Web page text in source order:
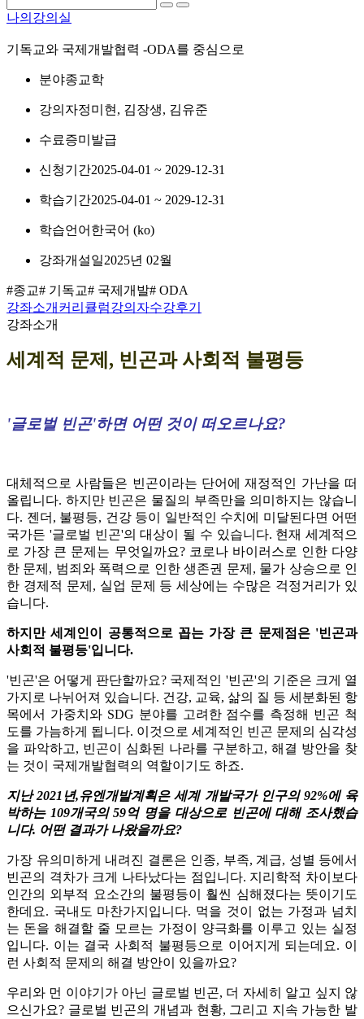
나의강의실
기독교와 국제개발협력 -ODA를 중심으로
분야종교학
강의자정미현, 김장생, 김유준
수료증미발급
신청기간2025-04-01 ~ 2029-12-31
학습기간2025-04-01 ~ 2029-12-31
학습언어 한국어 ‎(ko)‎
강좌개설일2025년 02월
#종교# 기독교# 국제개발# ODA
강좌소개 커리큘럼강의자수강후기
강좌소개
세계적 문제, 빈곤과 사회적 불평등
'글로벌 빈곤'하면 어떤 것이 떠오르나요?
대체적으로 사람들은 빈곤이라는 단어에 재정적인 가난을 떠
올립니다. 하지만 빈곤은 물질의 부족만을 의미하지는 않습니
다. 젠더, 불평등, 건강 등이 일반적인 수치에 미달된다면 어떤
국가든 '글로벌 빈곤'의 대상이 될 수 있습니다. 현재 세계적으
로 가장 큰 문제는 무엇일까요? 코로나 바이러스로 인한 다양
한 문제, 범죄와 폭력으로 인한 생존권 문제, 물가 상승으로 인
한 경제적 문제, 실업 문제 등 세상에는 수많은 걱정거리가 있
습니다.
하지만 세계인이 공통적으로 꼽는 가장 큰 문제점은 '빈곤과
사회적 불평등'입니다.
'빈곤'은 어떻게 판단할까요? 국제적인 '빈곤'의 기준은 크게 열
가지로 나뉘어져 있습니다. 건강, 교육, 삶의 질 등 세분화된 항
목에서 가중치와 SDG 분야를 고려한 점수를 측정해 빈곤 척
도를 가늠하게 됩니다. 이것으로 세계적인 빈곤 문제의 심각성
을 파악하고, 빈곤이 심화된 나라를 구분하고, 해결 방안을 찾
는 것이 국제개발협력의 역할이기도 하죠.
지난 2021년,유엔개발계획은 세계 개발국가 인구의 92%에 육
박하는 109개국의 59억 명을 대상으로 빈곤에 대해 조사했습
니다. 어떤 결과가 나왔을까요?
가장 유의미하게 내려진 결론은 인종, 부족, 계급, 성별 등에서
빈곤의 격차가 크게 나타났다는 점입니다. 지리학적 차이보다
인간의 외부적 요소간의 불평등이 훨씬 심해졌다는 뜻이기도
한데요. 국내도 마찬가지입니다. 먹을 것이 없는 가정과 넘치
는 돈을 해결할 줄 모르는 가정이 양극화를 이루고 있는 실정
입니다. 이는 결국 사회적 불평등으로 이어지게 되는데요. 이
런 사회적 문제의 해결 방안이 있을까요?
우리와 먼 이야기가 아닌 글로벌 빈곤, 더 자세히 알고 싶지 않
으신가요? 글로벌 빈곤의 개념과 현황, 그리고 지속 가능한 발